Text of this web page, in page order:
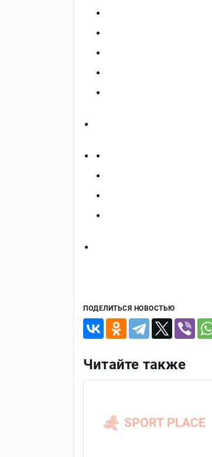
ПОДЕЛИТЬСЯ НОВОСТЬЮ
Читайте также